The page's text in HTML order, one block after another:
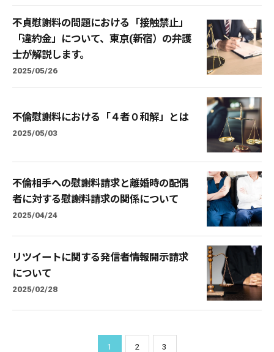
不貞慰謝料の問題における「接触禁止」
「違約金」について、東京(新宿）の弁護
士が解説します。
2025/05/26
不倫慰謝料における「４者０和解」とは
2025/05/03
不倫相手への慰謝料請求と離婚時の配偶
者に対する慰謝料請求の関係について
2025/04/24
リツイートに関する発信者情報開示請求
について
2025/02/28
1 2 3